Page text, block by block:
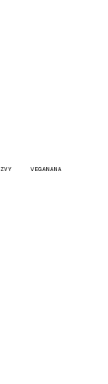
VEGANANA